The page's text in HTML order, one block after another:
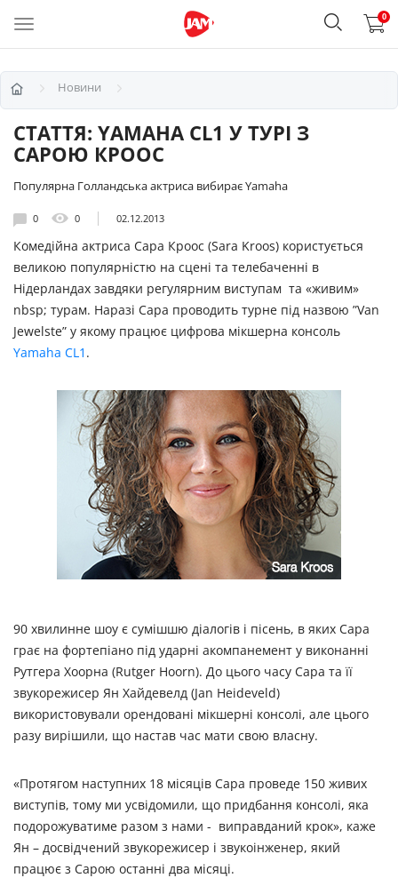
0
Новини
СТАТТЯ: YAMAHA CL1 У ТУРІ З
САРОЮ КРООС
Популярна Голландська актриса вибирає Yamaha
0 0 02.12.2013
Комедійна актриса Сара Кроос (Sara Kroos) користується
великою популярністю на сцені та телебаченні в
Нідерландах завдяки регулярним виступам та «живим»
nbsp; турам. Наразі Сара проводить турне під назвою ”Van
Jewelste” у якому працює цифрова мікшерна консоль
Yamaha CL1 .
90 хвилинне шоу є сумішшю діалогів і пісень, в яких Сара
грає на фортепіано під ударні акомпанемент у виконанні
Рутгера Хоорна (Rutger Hoorn). До цього часу Сара та її
звукорежисер Ян Хайдевелд (Jan Heideveld)
використовували орендовані мікшерні консолі, але цього
разу вирішили, що настав час мати свою власну.
«Протягом наступних 18 місяців Сара проведе 150 живих
виступів, тому ми усвідомили, що придбання консолі, яка
подорожуватиме разом з нами - виправданий крок», каже
Ян – досвідчений звукорежисер і звукоінженер, який
працює з Сарою останні два місяці.